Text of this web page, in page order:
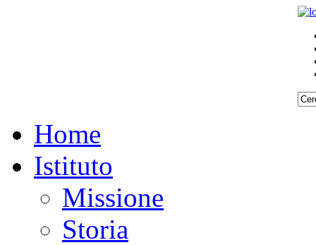
Home
Istituto
Missione
Storia